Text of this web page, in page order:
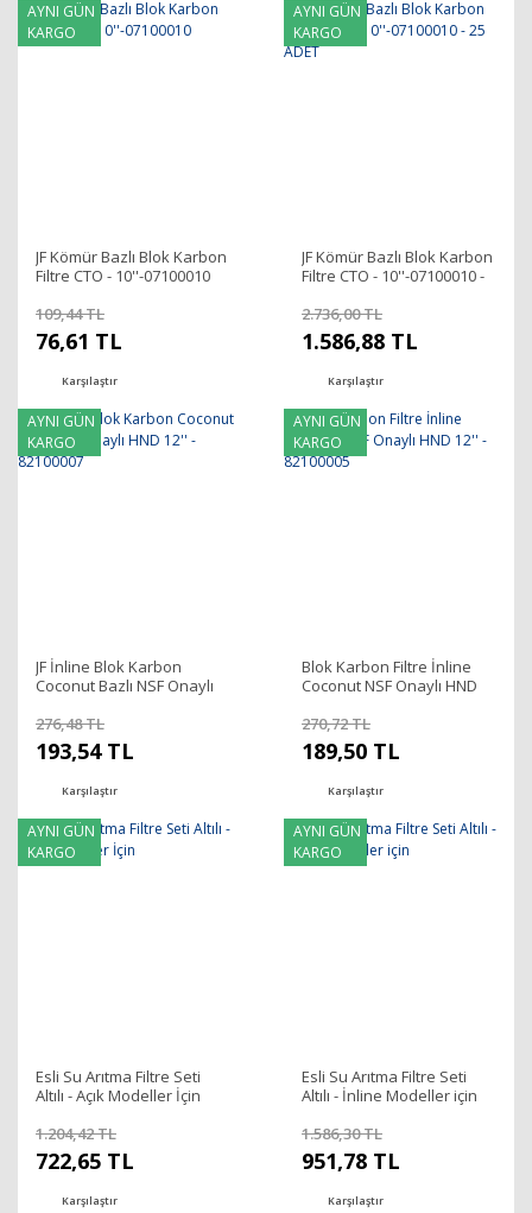
AYNI GÜN
KARGO
JF Kömür Bazlı Blok Karbon
Filtre CTO - 10''-07100010
109,44 TL
76,61 TL
Karşılaştır
AYNI GÜN
KARGO
JF Kömür Bazlı Blok Karbon
Filtre CTO - 10''-07100010 -
2.736,00 TL
1.586,88 TL
Karşılaştır
AYNI GÜN
KARGO
JF İnline Blok Karbon
Coconut Bazlı NSF Onaylı
276,48 TL
193,54 TL
Karşılaştır
AYNI GÜN
KARGO
Blok Karbon Filtre İnline
Coconut NSF Onaylı HND
270,72 TL
189,50 TL
Karşılaştır
AYNI GÜN
KARGO
Esli Su Arıtma Filtre Seti
Altılı - Açık Modeller İçin
1.204,42 TL
722,65 TL
Karşılaştır
AYNI GÜN
KARGO
Esli Su Arıtma Filtre Seti
Altılı - İnline Modeller için
1.586,30 TL
951,78 TL
Karşılaştır